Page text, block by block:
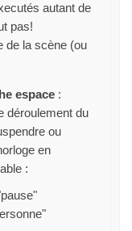
autant de
pas!
de la scène (ou
espace :
déroulement du
ou
en
: